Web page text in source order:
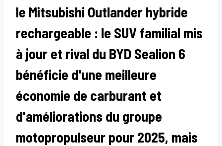
le Mitsubishi Outlander hybride
rechargeable : le SUV familial mis
à jour et rival du BYD Sealion 6
bénéficie d'une meilleure
économie de carburant et
d'améliorations du groupe
motopropulseur pour 2025, mais